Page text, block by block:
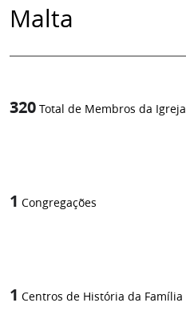
Malta
320 Total de Membros da Igreja
1 Congregações
1 Centros de História da Família